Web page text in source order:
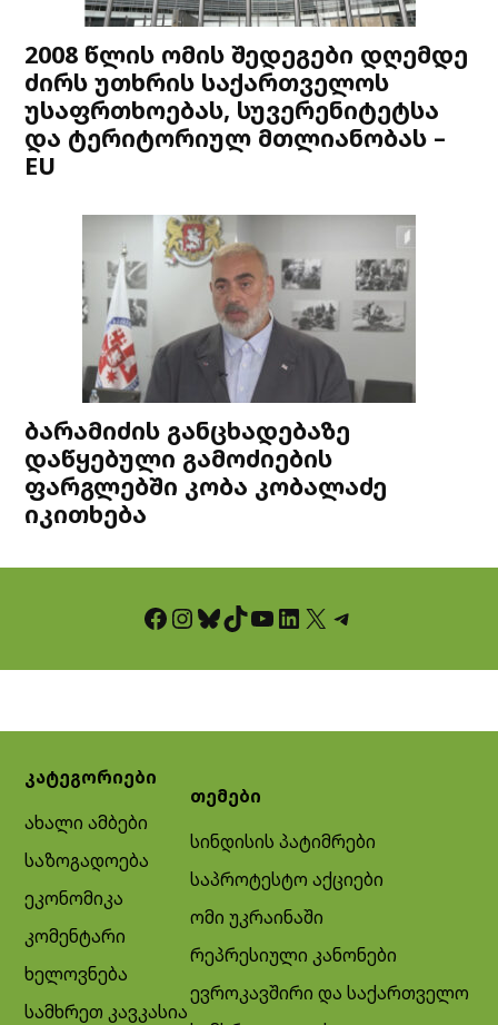
2008 წლის ომის შედეგები დღემდე
ძირს უთხრის საქართველოს
უსაფრთხოებას, სუვერენიტეტსა
და ტერიტორიულ მთლიანობას –
EU
ბარამიძის განცხადებაზე
დაწყებული გამოძიების
ფარგლებში კობა კობალაძე
იკითხება
Facebook InstagramBluesky TikTok YouTube LinkedIn X Telegram
კატეგორიები
ახალი ამბები
საზოგადოება
ეკონომიკა
კომენტარი
ხელოვნება
სამხრეთ კავკასია
თემები
სინდისის პატიმრები
საპროტესტო აქციები
ომი უკრაინაში
რეპრესიული კანონები
ევროკავშირი და საქართველო